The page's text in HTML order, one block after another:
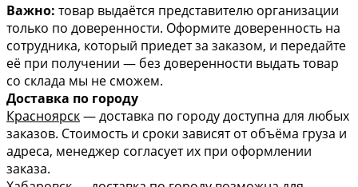
Важно: товар выдаётся представителю организации
только по доверенности. Оформите доверенность на
сотрудника, который приедет за заказом, и передайте
её при получении — без доверенности выдать товар
со склада мы не сможем.
Доставка по городу
Красноярск— доставка по городу доступна для любых
заказов. Стоимость и сроки зависят от объёма груза и
адреса, менеджер согласует их при оформлении
заказа.